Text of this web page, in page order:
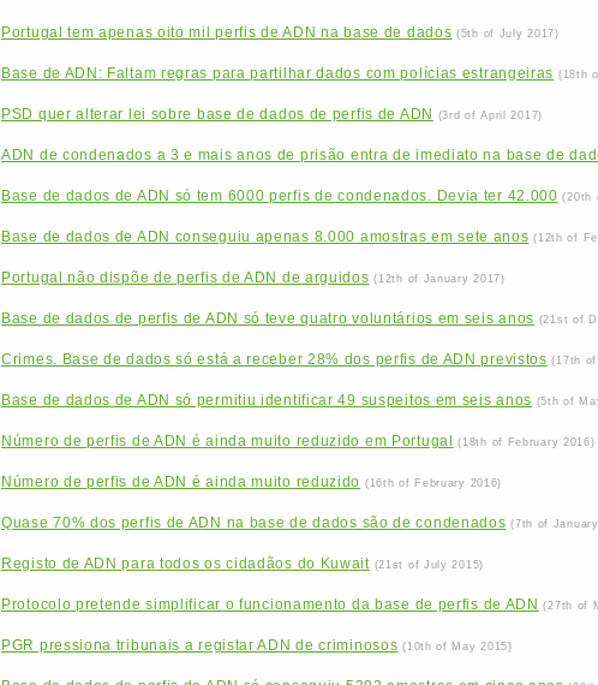
Portugal tem apenas oito mil perfis de ADN na base de dados (5th of July 2017)
Base de ADN: Faltam regras para partilhar dados com polícias estrangeiras (18th
PSD quer alterar lei sobre base de dados de perfis de ADN (3rd of April 2017)
ADN de condenados a 3 e mais anos de prisão entra de imediato na base de
Base de dados de ADN só tem 6000 perfis de condenados. Devia ter 42.000 (20th
Base de dados de ADN conseguiu apenas 8.000 amostras em sete anos (12th of
Portugal não dispõe de perfis de ADN de arguidos (12th of January 2017)
Base de dados de perfis de ADN só teve quatro voluntários em seis anos (21st of
Crimes. Base de dados só está a receber 28% dos perfis de ADN previstos (17th of
Base de dados de ADN só permitiu identificar 49 suspeitos em seis anos (5th of
Número de perfis de ADN é ainda muito reduzido em Portugal (18th of February 2016)
Número de perfis de ADN é ainda muito reduzido (16th of February 2016)
Quase 70% dos perfis de ADN na base de dados são de condenados (7th of
Registo de ADN para todos os cidadãos do Kuwait (21st of July 2015)
Protocolo pretende simplificar o funcionamento da base de perfis de ADN (27th of
PGR pressiona tribunais a registar ADN de criminosos (10th of May 2015)